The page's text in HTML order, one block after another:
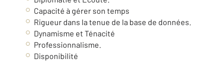
Capacité à gérer son temps
Rigueur dans la tenue de la base de données.
Dynamisme et Ténacité
Professionnalisme.
Disponibilité